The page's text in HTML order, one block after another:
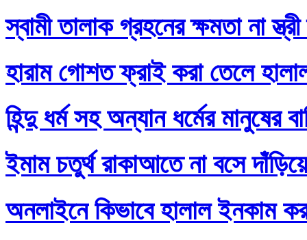
স্বামী তালাক গ্রহনের ক্ষমতা না
হারাম গোশত ফ্রাই করা তেলে
হিন্দু ধর্ম সহ অন্যান ধর্মের মানুষের
ইমাম চতুর্থ রাকাআতে না বসে
অনলাইনে কিভাবে হালাল ইনকাম